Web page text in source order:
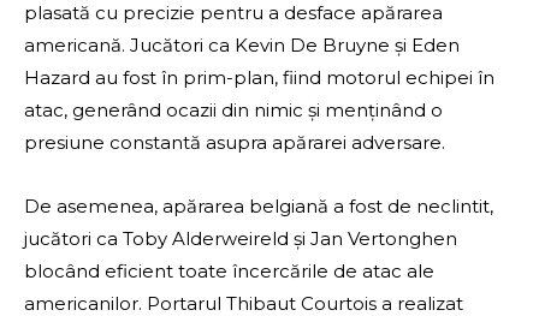
plasată cu precizie pentru a desface apărarea
americană. Jucători ca Kevin De Bruyne și Eden
Hazard au fost în prim-plan, fiind motorul echipei în
atac, generând ocazii din nimic și menținând o
presiune constantă asupra apărarei adversare.
De asemenea, apărarea belgiană a fost de neclintit,
jucători ca Toby Alderweireld și Jan Vertonghen
blocând eficient toate încercările de atac ale
americanilor. Portarul Thibaut Courtois a realizat